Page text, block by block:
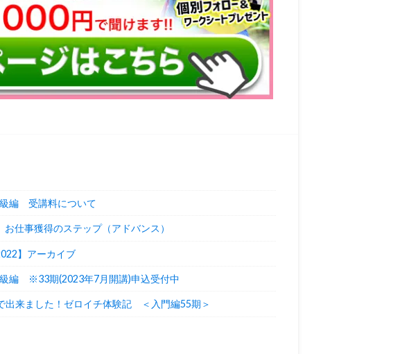
編 受講料について
仕事獲得のステップ（アドバンス）
】アーカイブ
編 ※33期(2023年7月開講)申込受付中
出来ました！ゼロイチ体験記 ＜入門編55期＞